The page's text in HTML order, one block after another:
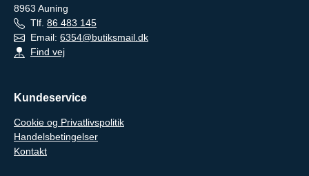
8963 Auning
Tlf. 86 483 145
Email: 6354@butiksmail.dk
Find vej
Kundeservice
Cookie og Privatlivspolitik
Handelsbetingelser
Kontakt